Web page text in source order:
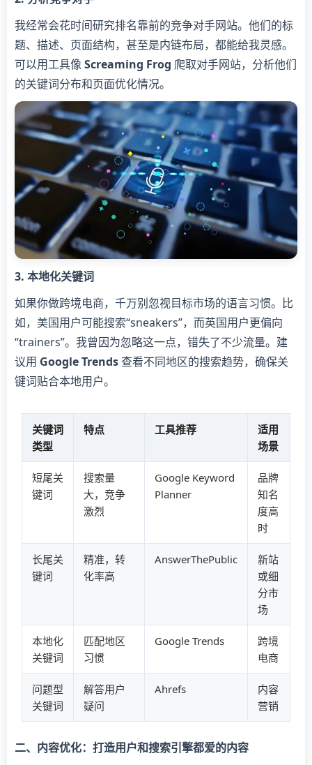
我经常会花时间研究排名靠前的竞争对手网站。他们的标
题、描述、页面结构，甚至是内链布局，都能给我灵感。
可以用工具像Screaming Frog 爬取对手网站，分析他们
的关键词分布和页面优化情况。
3. 本地化关键词
如果你做跨境电商，千万别忽视目标市场的语言习惯。比
如，美国用户可能搜索“sneakers”，而英国用户更偏向
“trainers”。我曾因为忽略这一点，错失了不少流量。建
议用 Google Trends查看不同地区的搜索趋势，确保关
键词贴合本地用户。
关键词
类型
特点 工具推荐
适用
场景
短尾关
键词
搜索量
大，竞争
激烈
Google Keyword
Planner
品牌
知名
度高
时
长尾关
键词
精准，转
化率高
AnswerThePublic
新站
或细
分市
场
本地化
关键词
匹配地区
习惯
Google Trends
跨境
电商
问题型
关键词
解答用户
疑问
Ahrefs
内容
营销
二、内容优化：打造用户和搜索引擎都爱的内容